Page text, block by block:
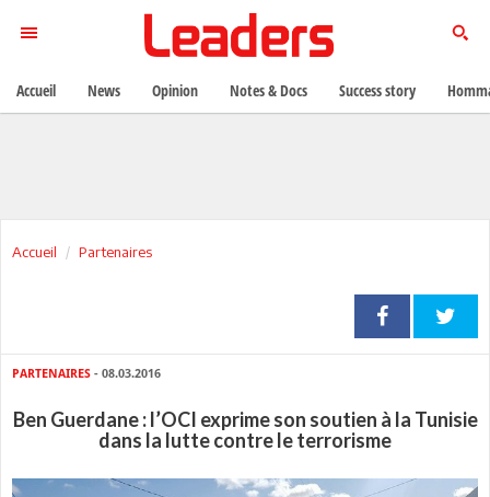
Accueil Partenaires
PARTENAIRES - 08.03.2016
Ben Guerdane : l’OCI exprime son soutien à la Tunisie
dans la lutte contre le terrorisme
Accueil News Opinion Notes & Docs Success story